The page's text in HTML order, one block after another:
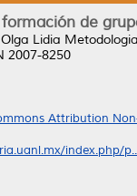
de
Lidia
2007-8250
Attribution
index.php/